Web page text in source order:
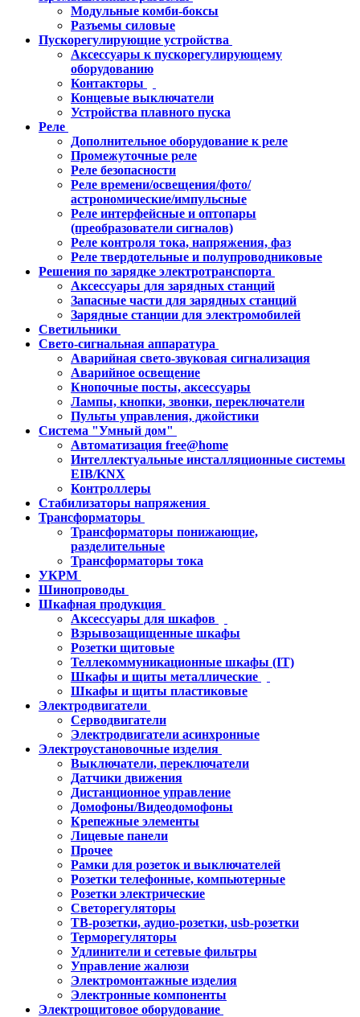
Модульные комби-боксы
Разъемы силовые
Пускорегулирующие устройства
Аксессуары к пускорегулирующему
оборудованию
Контакторы
Концевые выключатели
Устройства плавного пуска
Реле
Дополнительное оборудование к реле
Промежуточные реле
Реле безопасности
Реле времени/освещения/фото/
астрономические/импульсные
Реле интерфейсные и оптопары
(преобразователи сигналов)
Реле контроля тока, напряжения, фаз
Реле твердотельные и полупроводниковые
Решения по зарядке электротранспорта
Аксессуары для зарядных станций
Запасные части для зарядных станций
Зарядные станции для электромобилей
Светильники
Свето-сигнальная аппаратура
Аварийная свето-звуковая сигнализация
Аварийное освещение
Кнопочные посты, аксессуары
Лампы, кнопки, звонки, переключатели
Пульты управления, джойстики
Система "Умный дом"
Автоматизация free@home
Интеллектуальные инсталляционные системы
EIB/KNX
Контроллеры
Стабилизаторы напряжения
Трансформаторы
Трансформаторы понижающие,
разделительные
Трансформаторы тока
УКРМ
Шинопроводы
Шкафная продукция
Аксессуары для шкафов
Взрывозащищенные шкафы
Розетки щитовые
Теллекоммуникационные шкафы (IT)
Шкафы и щиты металлические
Шкафы и щиты пластиковые
Электродвигатели
Серводвигатели
Электродвигатели асинхронные
Электроустановочные изделия
Выключатели, переключатели
Датчики движения
Дистанционное управление
Домофоны/Видеодомофоны
Крепежные элементы
Лицевые панели
Прочее
Рамки для розеток и выключателей
Розетки телефонные, компьютерные
Розетки электрические
Светорегуляторы
ТВ-розетки, аудио-розетки, usb-розетки
Терморегуляторы
Удлинители и сетевые фильтры
Управление жалюзи
Электромонтажные изделия
Электронные компоненты
Электрощитовое оборудование